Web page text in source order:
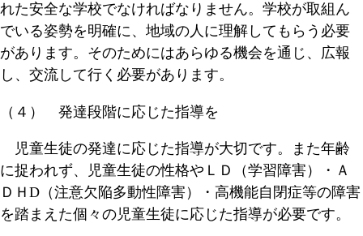
れた安全な学校でなければなりません。学校が取組ん
でいる姿勢を明確に、地域の人に理解してもらう必要
があります。そのためにはあらゆる機会を通じ、広報
し、交流して行く必要があります。
（４） 発達段階に応じた指導を
児童生徒の発達に応じた指導が大切です。また年齢
に捉われず、児童生徒の性格やＬＤ（学習障害）・Ａ
ＤＨD（注意欠陥多動性障害）・高機能自閉症等の障害
を踏まえた個々の児童生徒に応じた指導が必要です。